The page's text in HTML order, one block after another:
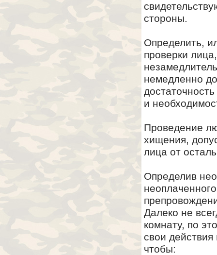
стороны.
Определить,
проверки
немедленно
и
Проведение
хищения,
лица от
Определив
Далеко не
комнату, по
свои
чтобы: